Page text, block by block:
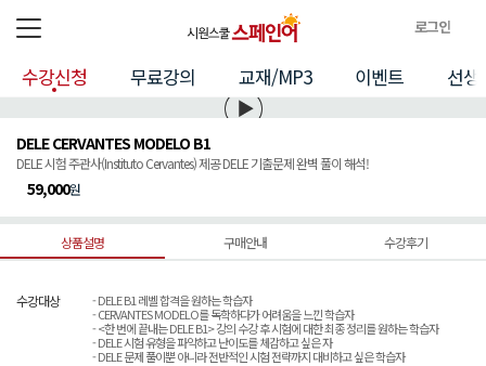
로그인
수강신청 무료강의 교재/MP3 이벤트 선생
DELE CERVANTES MODELO B1
DELE 시험 주관사(Instituto Cervantes) 제공 DELE 기출문제 완벽 풀이 해석!
59,000원
상품설명 구매안내 수강후기
수강대상
- DELE B1 레벨 합격을 원하는 학습자
- CERVANTES MODELO를 독학하다가 어려움을 느낀 학습자
- <한 번에 끝내는 DELE B1> 강의 수강 후 시험에 대한 최종 정리를 원하는 학습자
- DELE 시험 유형을 파악하고 난이도를 체감하고 싶은 자
- DELE 문제 풀이뿐 아니라 전반적인 시험 전략까지 대비하고 싶은 학습자